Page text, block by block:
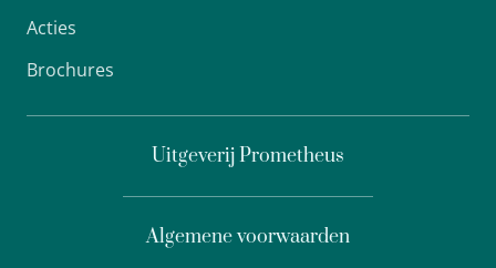
Acties
Brochures
Uitgeverij Prometheus
Algemene voorwaarden